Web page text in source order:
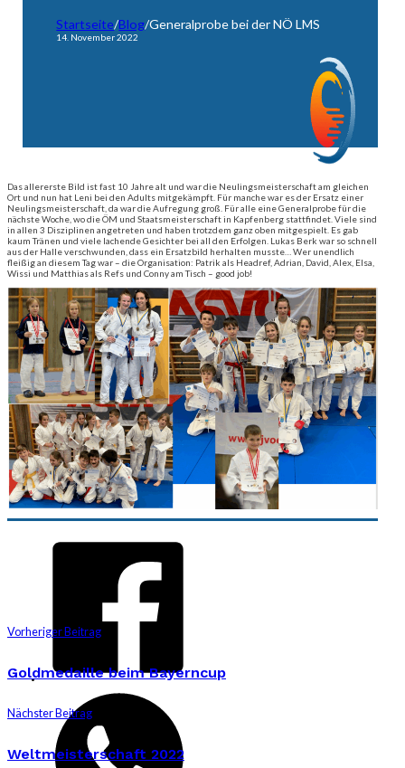
Startseite/Blog/Generalprobe bei der NÖ LMS
14. November 2022
Das allererste Bild ist fast 10 Jahre alt und war die Neulingsmeisterschaft am gleichen
Ort und nun hat Leni bei den Adults mitgekämpft. Für manche war es der Ersatz einer
Neulingsmeisterschaft, da war die Aufregung groß. Für alle eine Generalprobe für die
nächste Woche, wo die ÖM und Staatsmeisterschaft in Kapfenberg stattfindet. Viele sind
in allen 3 Disziplinen angetreten und haben trotzdem ganz oben mitgespielt. Es gab
kaum Tränen und viele lachende Gesichter bei all den Erfolgen. Lukas Berk war so schnell
aus der Halle verschwunden, dass ein Ersatzbild herhalten musste… Wer unendlich
fleißig an diesem Tag war – die Organisation: Patrik als Headref, Adrian, David, Alex, Elsa,
Wissi und Matthias als Refs und Conny am Tisch – good job!
Vorheriger Beitrag
Goldmedaille beim Bayerncup
Nächster Beitrag
Weltmeisterschaft 2022